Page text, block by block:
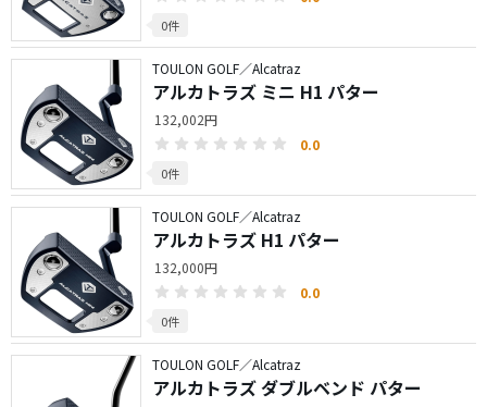
0件
TOULON GOLF／Alcatraz
アルカトラズ ミニ H1 パター
132,002円
0.0
0件
TOULON GOLF／Alcatraz
アルカトラズ H1 パター
132,000円
0.0
0件
TOULON GOLF／Alcatraz
アルカトラズ ダブルベンド パター